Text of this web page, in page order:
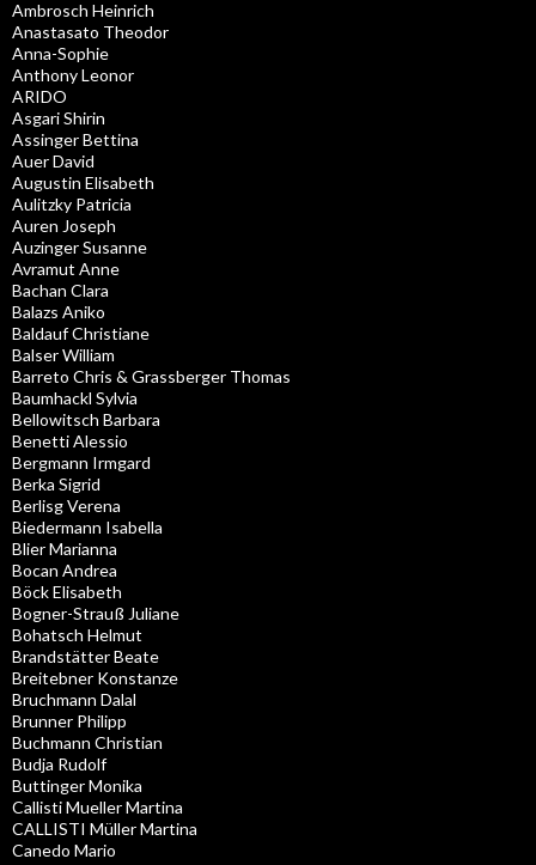
Ambrosch Heinrich
Anastasato Theodor
Anna-Sophie
Anthony Leonor
ARIDO
Asgari Shirin
Assinger Bettina
Auer David
Augustin Elisabeth
Aulitzky Patricia
Auren Joseph
Auzinger Susanne
Avramut Anne
Bachan Clara
Balazs Aniko
Baldauf Christiane
Balser William
Barreto Chris & Grassberger Thomas
Baumhackl Sylvia
Bellowitsch Barbara
Benetti Alessio
Bergmann Irmgard
Berka Sigrid
Berlisg Verena
Biedermann Isabella
Blier Marianna
Bocan Andrea
Böck Elisabeth
Bogner-Strauß Juliane
Bohatsch Helmut
Brandstätter Beate
Breitebner Konstanze
Bruchmann Dalal
Brunner Philipp
Buchmann Christian
Budja Rudolf
Buttinger Monika
Callisti Mueller Martina
CALLISTI Müller Martina
Canedo Mario